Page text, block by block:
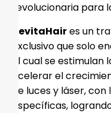
revolucionaria para
RevitaHair es un
exclusivo que solo
el cual se
acelerar el
de luces y láser,
específicas,